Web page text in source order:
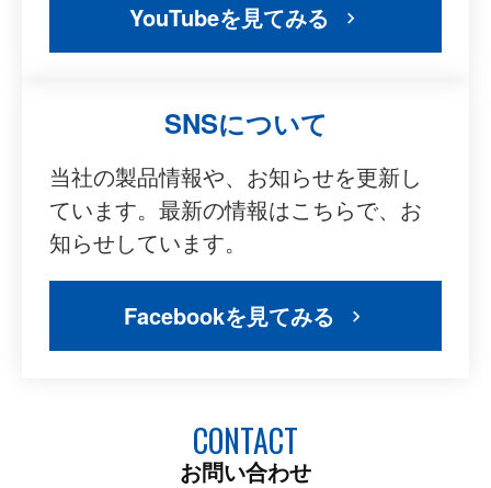
YouTubeを見てみる
SNSについて
当社の製品情報や、お知らせを更新し
ています。最新の情報はこちらで、お
知らせしています。
Facebookを見てみる
CONTACT
お問い合わせ